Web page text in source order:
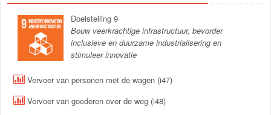
Doelstelling 9
Bouw veerkrachtige infrastructuur, bevorder
inclusieve en duurzame industrialisering en
stimuleer innovatie
Vervoer van personen met de wagen (i47)
Vervoer van goederen over de weg (i48)